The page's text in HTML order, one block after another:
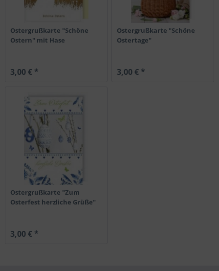
Ostergrußkarte "Schöne
Ostern" mit Hase
3,00 € *
Ostergrußkarte "Schöne
Ostertage"
3,00 € *
Ostergrußkarte "Zum
Osterfest herzliche Grüße"
3,00 € *